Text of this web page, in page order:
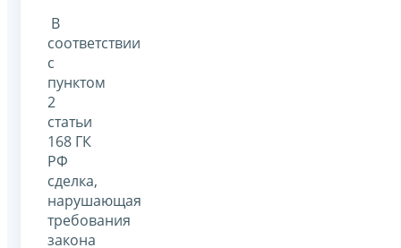
В
соответствии
с
пунктом
2
статьи
168 ГК
РФ
сделка,
нарушающая
требования
закона